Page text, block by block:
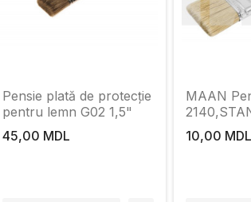
Pensie plată de protecție
pentru lemn G02 1,5"
45,00 MDL
MAAN
10,00 MDL